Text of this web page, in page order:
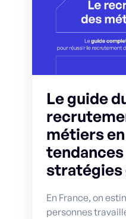
Le guide
métiers
stratégies
En France, on
personnes